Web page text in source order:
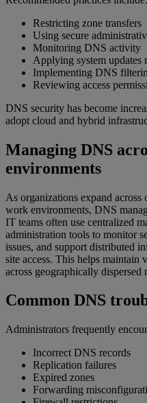
Restricting zone transfers
Using secure
Monitoring DNS activity
Applying system updates
Implementing DNS
Reviewing access
DNS security has become
adopt cloud and hybrid
Managing DNS
environments
As organizations expand
work environments, DNS
IT teams often use centralized
administration tools to monitor
issues, and support distributed
site access. This helps
across geographically dispersed
Common DNS
Administrators frequently
Incorrect DNS records
Replication failures
Expired zones
Forwarding